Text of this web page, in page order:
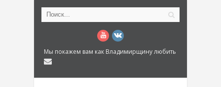
Мы покажем вам как Владимирщину любить